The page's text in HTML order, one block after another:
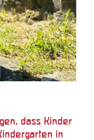
dass Kinder
in